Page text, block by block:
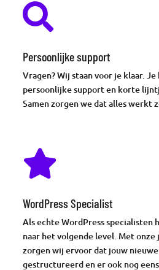

Persoonlijke support
Vragen? Wij staan voor je klaar.
persoonlijke support en korte
Samen zorgen we dat alles werkt

WordPress Specialist
Als echte WordPress specialisten
naar het volgende level. Met onze
zorgen wij ervoor dat jouw
gestructureerd en er ook nog